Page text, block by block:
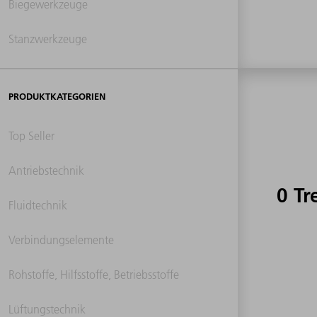
Biegewerkzeuge
Stanzwerkzeuge
PRODUKTKATEGORIEN
Top Seller
Antriebstechnik
Fluidtechnik
Verbindungselemente
Rohstoffe, Hilfsstoffe, Betriebsstoffe
Lüftungstechnik
0